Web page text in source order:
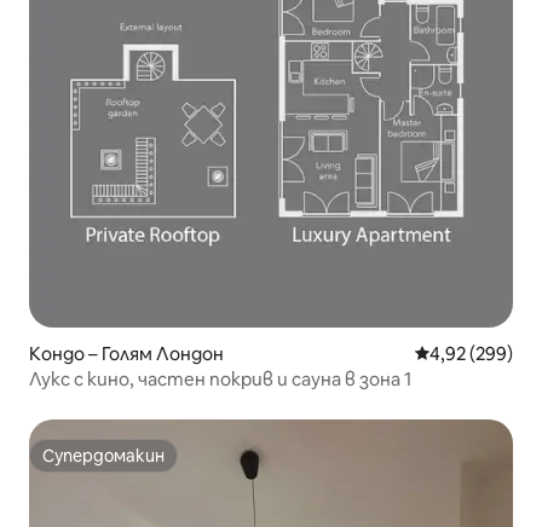
Кондо – Голям Лондон Средна
4,92 (299)
Лукс с кино, частен покрив и сауна в зона 1
Супердомакин
Супердомакин